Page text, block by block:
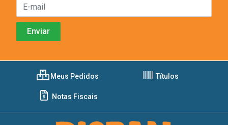
Meus Pedidos Títulos
Notas Fiscais